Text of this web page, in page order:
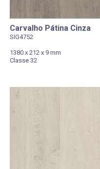
Carvalho Pátina Cinza
SIG4752
1380 x 212 x 9 mm
Classe 32